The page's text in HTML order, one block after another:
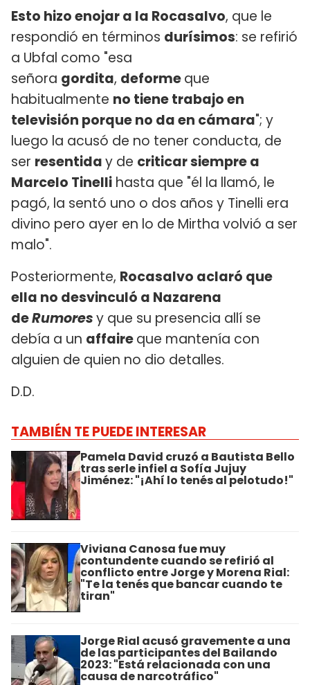
Esto hizo enojar a la Rocasalvo, que le
respondió en términos durísimos: se refirió
a Ubfal como "esa
señora gordita, deformeque
habitualmente no tiene trabajo en
televisión porque no da en cámara"; y
luego la acusó de no tener conducta, de
ser resentiday de criticar siempre a
Marcelo Tinelli hasta que "él la llamó, le
pagó, la sentó uno o dos años y Tinelli era
divino pero ayer en lo de Mirtha volvió a ser
malo".
Posteriormente, Rocasalvo aclaró que
ella no desvinculó a Nazarena
deRumoresy que su presencia allí se
debía a un affaireque mantenía con
alguien de quien no dio detalles.
D.D.
TAMBIÉN TE PUEDE INTERESAR
Pamela David cruzó a Bautista Bello
tras serle infiel a Sofía Jujuy
Jiménez: "¡Ahí lo tenés al pelotudo!"
Viviana Canosa fue muy
contundente cuando se refirió al
conflicto entre Jorge y Morena Rial:
"Te la tenés que bancar cuando te
tiran"
Jorge Rial acusó gravemente a una
de las participantes del Bailando
2023: "Está relacionada con una
causa de narcotráfico"